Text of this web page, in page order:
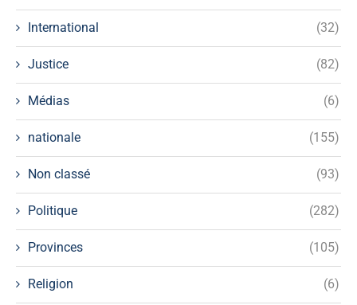
International (32)
Justice (82)
Médias (6)
nationale (155)
Non classé (93)
Politique (282)
Provinces (105)
Religion (6)